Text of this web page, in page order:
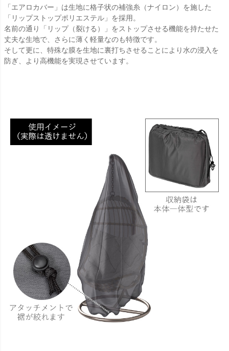
「エアロカバー」は生地に格子状の補強糸（ナイロン）を施した
「リップストップポリエステル」を採用。
名前の通り「リップ（裂ける）」をストップさせる機能を持たせた
丈夫な生地で、さらに薄く軽量なのも特徴です。
そして更に、特殊な膜を生地に裏打ちさせることにより水の浸入を
防ぎ、より高機能を実現させています。